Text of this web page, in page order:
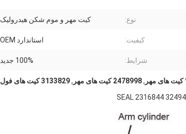
نوع: کیت مهر و موم شکن هیدرولیک
کیفیت: استاندارد OEM
شرایط: 100% جدید
,2478998 کیت های مهر ,3133829 کیت های فول